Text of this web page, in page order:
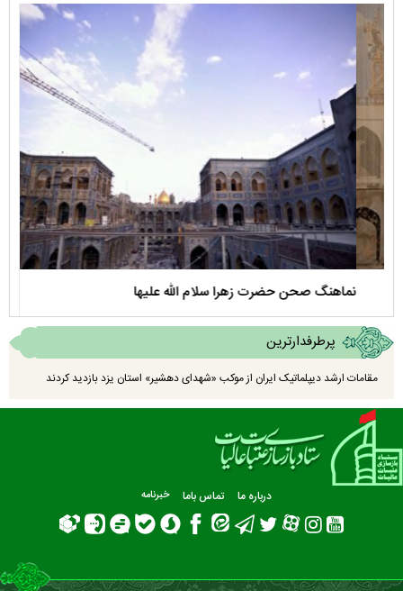
نماهنگ صحن حضرت زهرا سلام الله علیها
پرطرفدارترین
مقامات ارشد دیپلماتیک ایران از موکب «شهدای دهشیر» استان یزد بازدید کردند
درباره ما تماس باما خبرنامه